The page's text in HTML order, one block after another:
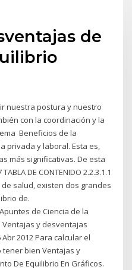
de
nuestra postura y nuestro
con la coordinación y la
Beneficios de la
privada y laboral. Esta es,
más significativas. De esta
DE CONTENIDO 2.2.3.1.1
salud, existen dos grandes
de.
de Ciencia de la
y desventajas
2012 Para calcular el
bien Ventajas y
De Equilibrio En Gráficos.